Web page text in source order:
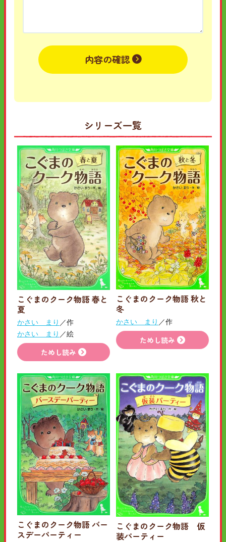
内容の確認
シリーズ一覧
こぐまのクーク物語 春と
夏
かさい まり ／作
かさい まり ／絵
ためし読み
こぐまのクーク物語 秋と
冬
かさい まり ／作
ためし読み
こぐまのクーク物語 バー
スデーパーティー
こぐまのクーク物語 仮
装パーティー